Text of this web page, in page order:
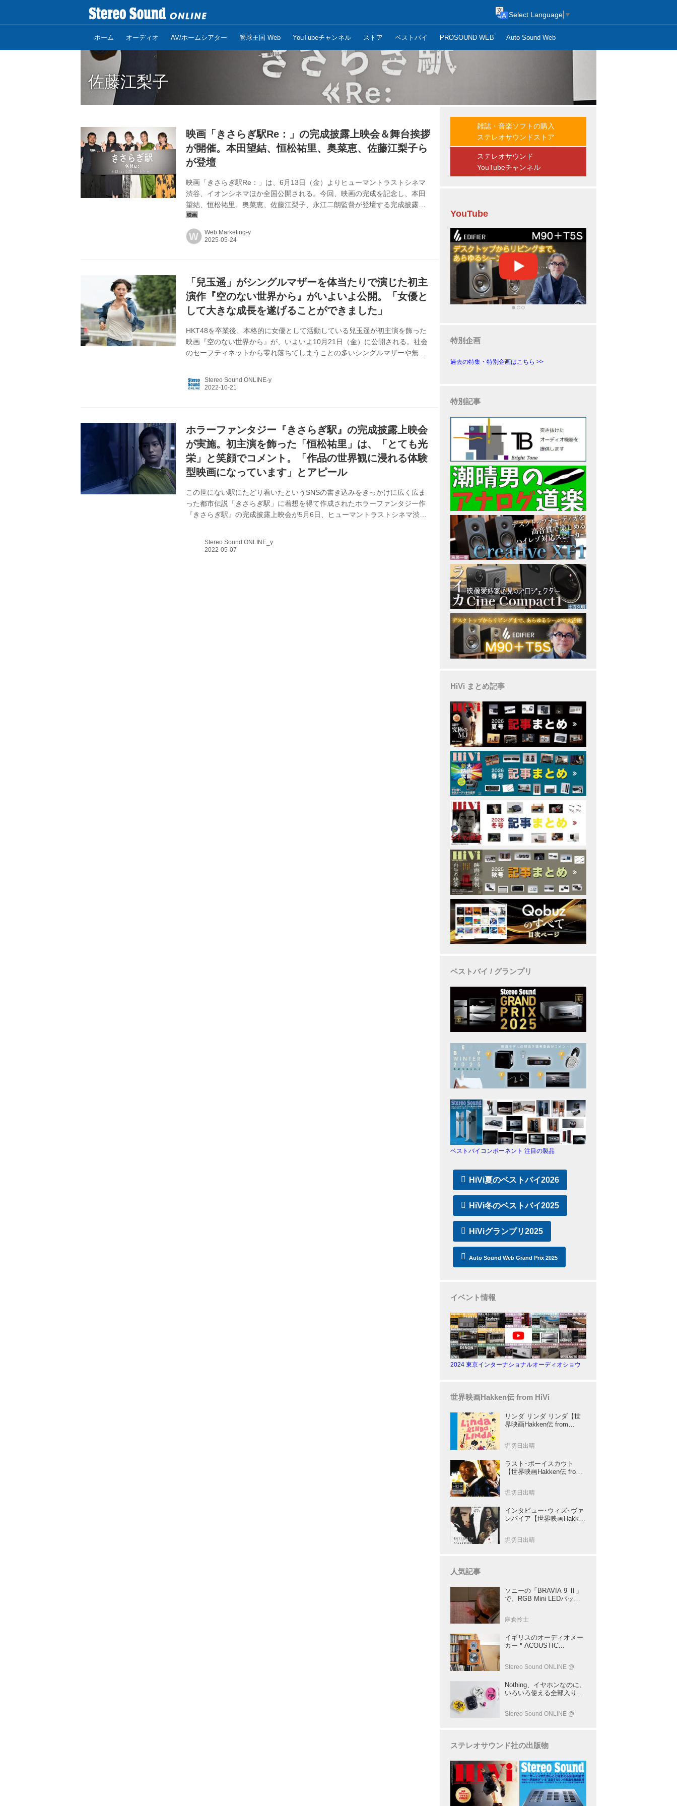
ホーム オーディオ AV/ホームシアター 管球王国 Web YouTubeチャンネル ストア ベストバイ PROSOUND WEB Auto Sound Web
Select Language ▼
佐藤江梨子
映画「きさらぎ駅Re：」の完成披露上映会＆舞台挨拶
が開催。本田望結、恒松祐里、奥菜恵、佐藤江梨子ら
が登壇
映画「きさらぎ駅Re：」は、6月13日（金）よりヒューマントラストシネマ
渋谷、イオンシネマほか全国公開される。今回、映画の完成を記念し、本田
望結、恒松祐里、奥菜恵、佐藤江梨子、永江二朗監督が登壇する完成披露上
映会が開催された。 ● ● 映画『きさらぎ駅 Re：』完成披露舞台挨拶が5月22
日、東京・ヒューマントラストシネマ渋谷で行なわれ、主演の本田望結、共
演の恒松祐里、奥菜恵、佐藤江梨子、メガホンをとった永江二朗監督が登壇
W Web Marketing-y
「兒玉遥」がシングルマザーを体当たりで演じた初主
演作『空のない世界から』がいよいよ公開。「女優と
して大きな成長を遂げることができました」
HKT48を卒業後、本格的に女優として活動している兒玉遥が初主演を飾った
映画『空のない世界から』が、いよいよ10月21日（金）に公開される。社会
のセーフティネットから零れ落ちてしまうことの多いシングルマザーや無籍
実施。役作りから現場での苦労などを聞いた。 ――よろしくお願いします。
Stereo Sound ONLINE-y
ホラーファンタジー『きさらぎ駅』の完成披露上映会
が実施。初主演を飾った「恒松祐里」は、「とても光
栄」と笑顔でコメント。「作品の世界観に浸れる体験
型映画になっています」とアピール
この世にない駅にたどり着いたというSNSの書き込みをきっかけに広く広ま
った都市伝説「きさらぎ駅」に着想を得て作成されたホラーファンタジー作
『きさらぎ駅』の完成披露上映会が5月6日、ヒューマントラストシネマ渋谷
んの方に愛されている都市伝説作の主演を務めさせていただき、とても光栄
Stereo Sound ONLINE_y
雑誌・音楽ソフトの購入
ステレオサウンドストア
ステレオサウンド
YouTubeチャンネル
YouTube
特別企画
過去の特集・特別企画はこちら >>
特別記事
HiVi まとめ記事
ベストバイ / グランプリ
ベストバイコンポーネント 注目の製品
HiVi夏のベストバイ2026
HiVi冬のベストバイ2025
HiViグランプリ2025
Auto Sound Web Grand Prix 2025
イベント情報
2024 東京インターナショナルオーディオショウ
世界映画Hakken伝 from HiVi
リンダ リンダ リンダ【世
界映画Hakken伝 from
傑作青春学園ストーリー！
堀切日出晴
ラスト･ボーイスカウト
【世界映画Hakken伝 from
が放つ負け犬アクションの
堀切日出晴
インタビュー･ウィズ･ヴァ
ンパイア【世界映画Hakken
督吸血鬼ホラー
堀切日出晴
人気記事
ソニーの「BRAVIA 9 Ⅱ」
で、RGB Mini LEDバック
リー” だ（後）：麻倉怜士
137
麻倉怜士
イギリスのオーディオメー
カー＂ACOUSTIC
「AE1」の40周年記念モデ
Stereo Sound ONLINE @
Nothing、イヤホンなのに、
いろいろ使える全部入りモ
会話も録音できる
Stereo Sound ONLINE @
ステレオサウンド社の出版物